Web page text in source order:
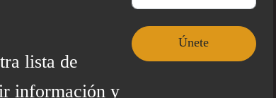
lista de
información y